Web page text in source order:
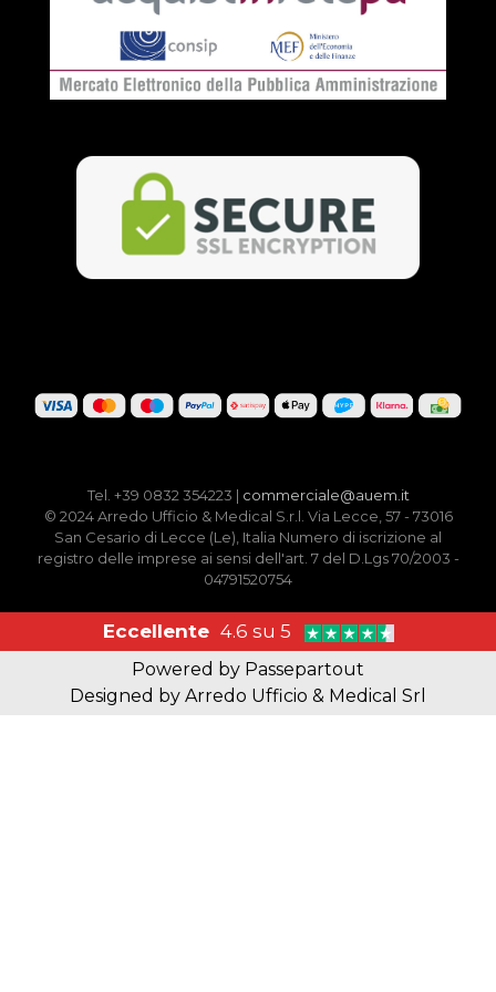
Tel. +39 0832 354223 | commerciale@auem.it
© 2024 Arredo Ufficio & Medical S.r.l. Via Lecce, 57 - 73016
San Cesario di Lecce (Le), Italia Numero di iscrizione al
registro delle imprese ai sensi dell'art. 7 del D.Lgs 70/2003 -
04791520754
Eccellente 4.6 su 5
Powered by Passepartout
Designed by Arredo Ufficio & Medical Srl